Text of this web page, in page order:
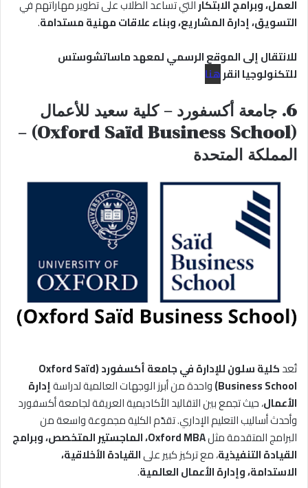
العمل، وبرامج الابتكارالتي تساعد الطلاب على تطوير مهاراتهم في
التسويق، إدارة المشاريع، وبناء علاقات مهنية مستدامة.
للانتقال إلى الموقع الرسمي لمعهد ماساتشوستس
للتكنولوجيا انقرهنا
6. جامعة أكسفورد – كلية سعيد للأعمال
(Oxford Saïd Business School) –
المملكة المتحدة
تُعد
كلية سلون للإدارة في جامعة أكسفورد (Oxford Saïd
Business School) واحدة من أبرز الوجهات العالمية لدراسةإدارة
الأعمال، حيث تجمع بين التقاليد الأكاديمية العريقة لجامعة أكسفورد
وأحدث أساليب التعليم الإداري. تقدّم الكلية مجموعة واسعة من
البرامج المتقدمة مثل
Oxford MBA، الماجستير المتخصص، وبرامج
القيادة التنفيذية، مع تركيز كبير علىالقيادة الأخلاقية،
الاستدامة، وإدارة الأعمال العالمية.